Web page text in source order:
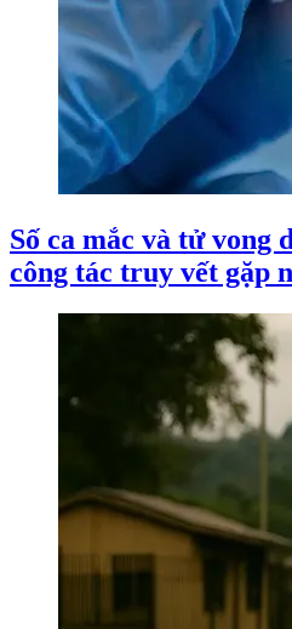
Số ca mắc và tử vong
công tác truy vết gặp